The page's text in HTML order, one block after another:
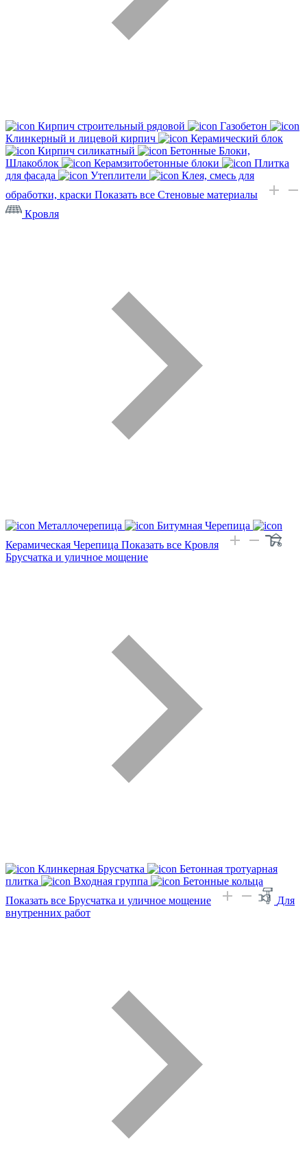
Кирпич строительный рядовой
Газобетон
Клинкерный и лицевой кирпич
Керамический блок
Кирпич силикатный
Бетонные Блоки,
Шлакоблок
Керамзитобетонные блоки
Плитка
для фасада
Утеплители
Клея, смесь для
обработки, краски Показать все Стеновые материалы
Кровля
Металлочерепица
Битумная Черепица
Керамическая Черепица Показать все Кровля
Брусчатка и уличное мощение
Клинкерная Брусчатка
Бетонная тротуарная
плитка
Входная группа
Бетонные кольца
Показать все Брусчатка и уличное мощение
Для
внутренних работ